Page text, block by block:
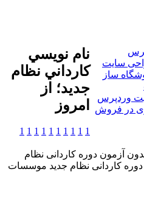
سایت
ساز
وردپرس
در فروش
نام نويسي
کارداني نظام
جديد؛ از
امروز
1
1
1
1
1
1
1
1
1
1
آزمون دوره کاردانی نظام
بدون آزمون دوره کاردانی نظام جدید موسسات